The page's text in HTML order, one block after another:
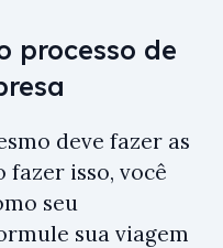
processo de
deve fazer as
fazer isso, você
seu
sua viagem